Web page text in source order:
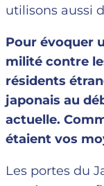
utilisons aussi
Pour évoquer
milité contre
résidents
japonais au
actuelle.
étaient vos
Les portes du